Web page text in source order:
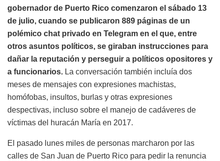
gobernador de Puerto Rico comenzaron el sábado 13
de julio, cuando se publicaron 889 páginas de un
polémico chat privado en Telegram en el que, entre
otros asuntos políticos, se giraban instrucciones para
dañar la reputación y perseguir a políticos opositores y
a funcionarios. La conversación también incluía dos
meses de mensajes con expresiones machistas,
homófobas, insultos, burlas y otras expresiones
despectivas, incluso sobre el manejo de cadáveres de
víctimas del huracán María en 2017.
El pasado lunes miles de personas marcharon por las
calles de San Juan de Puerto Rico para pedir la renuncia